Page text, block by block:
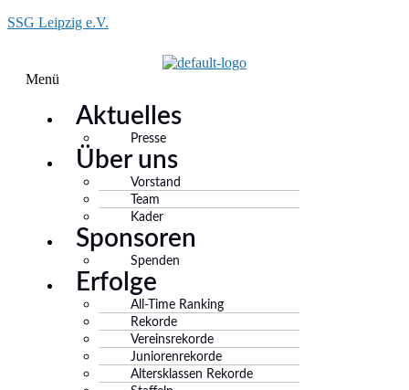
SSG Leipzig e.V.
Menü
Aktuelles
Presse
Über uns
Vorstand
Team
Kader
Sponsoren
Spenden
Erfolge
All-Time Ranking
Rekorde
Vereinsrekorde
Juniorenrekorde
Altersklassen Rekorde